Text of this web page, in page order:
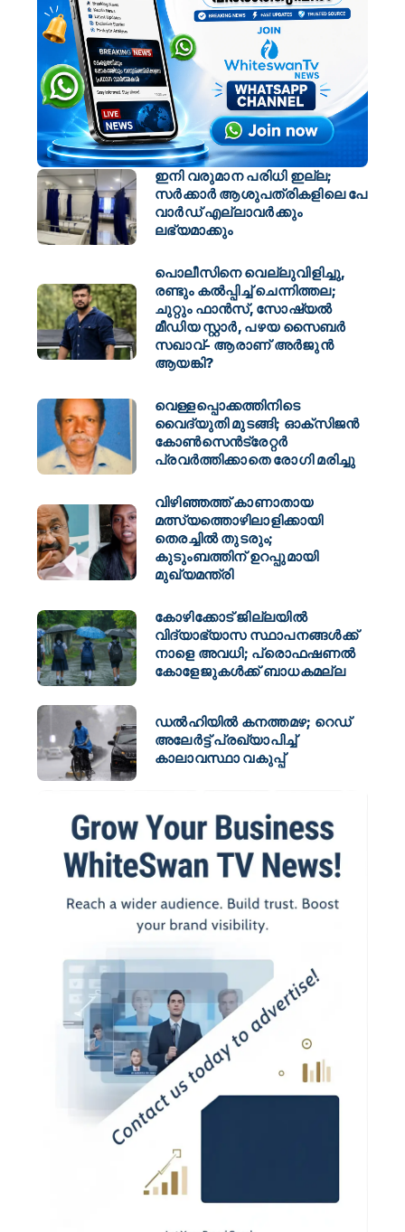
ഇനി വരുമാന പരിധി ഇല്ല;
സര്‍ക്കാര്‍ ആശുപത്രികളിലെ പേ
വാര്‍ഡ് എല്ലാവര്‍ക്കും
ലഭ്യമാക്കും
പൊലീസിനെ വെല്ലുവിളിച്ചു,
രണ്ടും കൽപ്പിച്ച് ചെന്നിത്തല;
ചുറ്റും ഫാൻസ്, സോഷ്യൽ
മീഡിയ സ്റ്റാർ, പഴയ സൈബർ
സഖാവ്- ആരാണ് അർജുൻ
ആയങ്കി?
വെള്ളപ്പൊക്കത്തിനിടെ
വൈദ്യുതി മുടങ്ങി; ഓക്സിജൻ
കോൺസെൻട്രേറ്റർ
പ്രവർത്തിക്കാതെ രോഗി മരിച്ചു
വിഴിഞ്ഞത്ത് കാണാതായ
മത്സ്യത്തൊഴിലാളിക്കായി
തെരച്ചിൽ തുടരും;
കുടുംബത്തിന് ഉറപ്പുമായി
മുഖ്യമന്ത്രി
കോഴിക്കോട് ജില്ലയിൽ
വിദ്യാഭ്യാസ സ്ഥാപനങ്ങൾക്ക്
നാളെ അവധി; പ്രൊഫഷണൽ
കോളേജുകൾക്ക് ബാധകമല്ല
ഡല്‍ഹിയില്‍ കനത്തമഴ; റെഡ്
അലേര്‍ട്ട് പ്രഖ്യാപിച്ച്
കാലാവസ്ഥാ വകുപ്പ്